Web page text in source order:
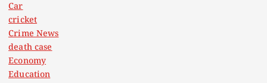
Car
cricket
Crime News
death case
Economy
Education